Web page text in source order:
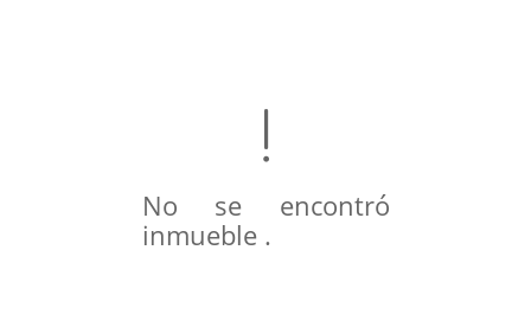
No se encontró
inmueble .